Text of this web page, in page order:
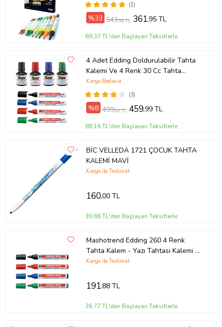
(1)
%33 543,56 TL 361,95 TL
69,37 TL'den Başlayan Taksitlerle
4 Adet Edding Doldurulabilir Tahta
Kalemi Ve 4 Renk 30 Cc Tahta
Kalemi Mürekkebi Brons
(3)
Kargo Bedava
%8 499,00 TL 459,99 TL
88,16 TL'den Başlayan Taksitlerle
BİC VELLEDA 1721 ÇOCUK TAHTA
KALEMİ MAVİ
Kargo ile Teslimat
160,00 TL
30,66 TL'den Başlayan Taksitlerle
Mashotrend Edding 260 4 Renk
Tahta Kalem - Yazı Tahtası Kalemi -
Yumuşak Uçlu Kalem (Karışık)
Kargo ile Teslimat
191,88 TL
36,77 TL'den Başlayan Taksitlerle